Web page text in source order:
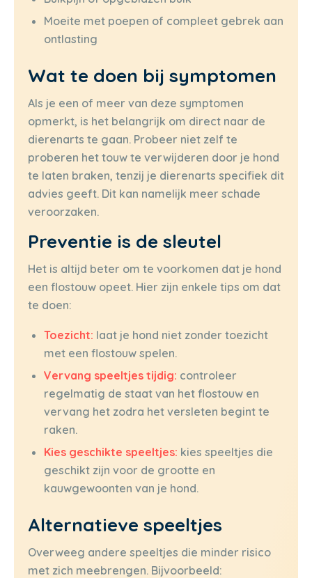
Moeite met poepen of compleet gebrek aan
ontlasting
Wat te doen bij symptomen
Als je een of meer van deze symptomen
opmerkt, is het belangrijk om direct naar de
dierenarts te gaan. Probeer niet zelf te
proberen het touw te verwijderen door je hond
te laten braken, tenzij je dierenarts specifiek dit
advies geeft. Dit kan namelijk meer schade
veroorzaken.
Preventie is de sleutel
Het is altijd beter om te voorkomen dat je hond
een flostouw opeet. Hier zijn enkele tips om dat
te doen:
Toezicht: laat je hond niet zonder toezicht
met een flostouw spelen.
Vervang speeltjes tijdig: controleer
regelmatig de staat van het flostouw en
vervang het zodra het versleten begint te
raken.
Kies geschikte speeltjes: kies speeltjes die
geschikt zijn voor de grootte en
kauwgewoonten van je hond.
Alternatieve speeltjes
Overweeg andere speeltjes die minder risico
met zich meebrengen. Bijvoorbeeld: